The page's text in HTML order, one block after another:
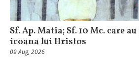
Sf. Ap. Matia; Sf. 10 Mc. care
icoana lui Hristos
09 Aug, 2026